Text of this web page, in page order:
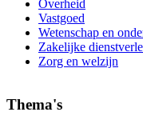
Overheid
Vastgoed
Wetenschap en
Zakelijke
Zorg en welzijn
Thema's